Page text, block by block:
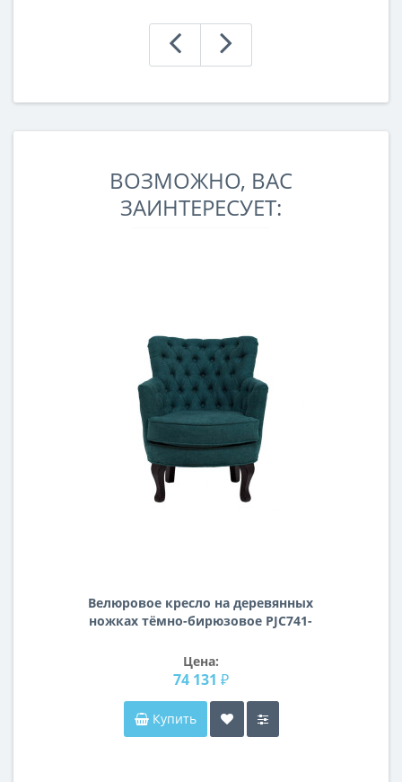
ВОЗМОЖНО, ВАС
ЗАИНТЕРЕСУЕТ:
Велюровое кресло на деревянных
ножках тёмно-бирюзовое PJC741-
Цена:
74 131 ₽
Купить